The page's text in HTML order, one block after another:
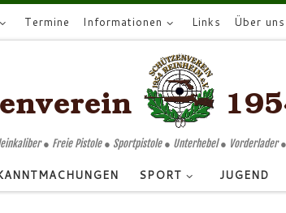
Termine Informationen Links Über uns
● Freie Pistole ● Sportpistole ● Unterhebel ● Vorderlader
SPORT JUGEND